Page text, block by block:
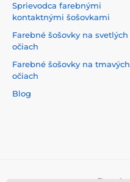
Sprievodca farebnými
kontaktnými šošovkami
Farebné šošovky na svetlých
očiach
Farebné šošovky na tmavých
očiach
Blog